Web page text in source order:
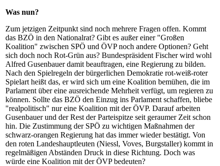
Was nun?
Zum jetzigen Zeitpunkt sind noch mehrere Fragen offen. Kommt
das BZÖ in den Nationalrat? Gibt es außer einer "Großen
Koalition" zwischen SPÖ und ÖVP noch andere Optionen? Geht
sich doch noch Rot-Grün aus? Bundespräsident Fischer wird wohl
Alfred Gusenbauer damit beauftragen, eine Regierung zu bilden.
Nach den Spielregeln der bürgerlichen Demokratie rot-weiß-roter
Spielart heißt das, er wird sich um eine Koalition bemühen, die im
Parlament über eine ausreichende Mehrheit verfügt, um regieren zu
können. Sollte das BZÖ den Einzug ins Parlament schaffen, bliebe
"realpolitisch" nur eine Koalition mit der ÖVP. Darauf arbeiten
Gusenbauer und der Rest der Parteispitze seit geraumer Zeit schon
hin. Die Zustimmung der SPÖ zu wichtigen Maßnahmen der
schwarz-orangen Regierung hat das immer wieder bestätigt. Von
den roten Landeshauptleuten (Niessl, Voves, Burgstaller) kommt in
regelmäßigen Abständen Druck in diese Richtung. Doch was
würde eine Koalition mit der ÖVP bedeuten?